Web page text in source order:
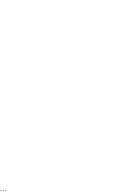
ザ・リッツ・カールトン大阪「ザ・バー」のミ